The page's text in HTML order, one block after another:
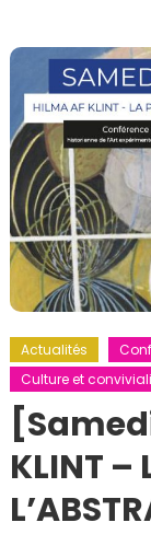
Actualités
Culture et
KLINT –